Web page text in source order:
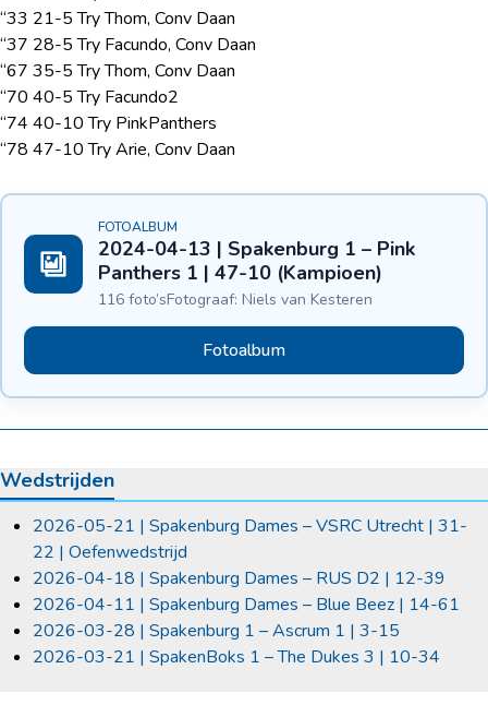
“33 21-5 Try Thom, Conv Daan
“37 28-5 Try Facundo, Conv Daan
“67 35-5 Try Thom, Conv Daan
“70 40-5 Try Facundo2
“74 40-10 Try PinkPanthers
“78 47-10 Try Arie, Conv Daan
FOTOALBUM
2024-04-13 | Spakenburg 1 – Pink
Panthers 1 | 47-10 (Kampioen)
116 foto’sFotograaf: Niels van Kesteren
Fotoalbum
Wedstrijden
2026-05-21 | Spakenburg Dames – VSRC Utrecht | 31-
22 | Oefenwedstrijd
2026-04-18 | Spakenburg Dames – RUS D2 | 12-39
2026-04-11 | Spakenburg Dames – Blue Beez | 14-61
2026-03-28 | Spakenburg 1 – Ascrum 1 | 3-15
2026-03-21 | SpakenBoks 1 – The Dukes 3 | 10-34